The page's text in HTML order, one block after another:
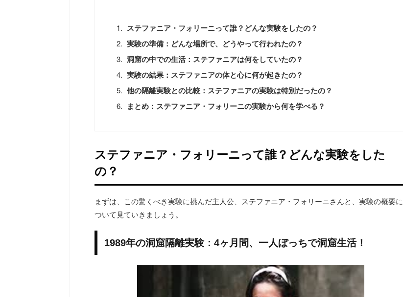
ステファニア・フォリーニって誰？どんな実験をしたの？
実験の準備：どんな場所で、どうやって行われたの？
洞窟の中での生活：ステファニアは何をしていたの？
実験の結果：ステファニアの体と心に何が起きたの？
他の隔離実験との比較：ステファニアの実験は特別だったの？
まとめ：ステファニア・フォリーニの実験から何を学べる？
ステファニア・フォリーニって誰？どんな実験をした
の？
まずは、この驚くべき実験に挑んだ主人公、ステファニア・フォリーニさんと、実験の概要に
ついて見ていきましょう。
1989年の洞窟隔離実験：4ヶ月間、一人ぼっちで洞窟生活！